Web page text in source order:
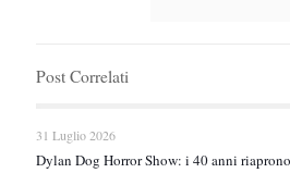
Post Correlati
31 Luglio 2026
Dylan Dog Horror Show: i 40 anni